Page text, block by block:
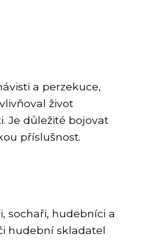
a perzekuce,
život
Je důležité bojovat
příslušnost.
sochaři, hudebníci a
hudební skladatel